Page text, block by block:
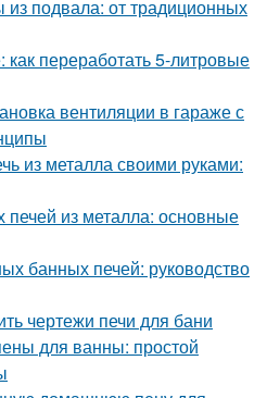
подвала: от традиционных
переработать 5-литровые
вентиляции в гараже с
из металла своими руками:
печей из металла: основные
банных печей: руководство
чертежи печи для бани
для ванны: простой